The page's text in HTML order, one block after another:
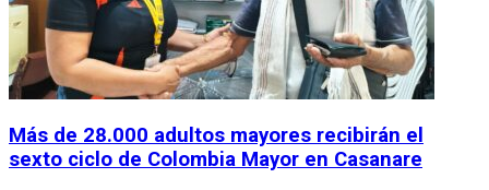
Más de 28.000 adultos mayores recibirán el
sexto ciclo de Colombia Mayor en Casanare